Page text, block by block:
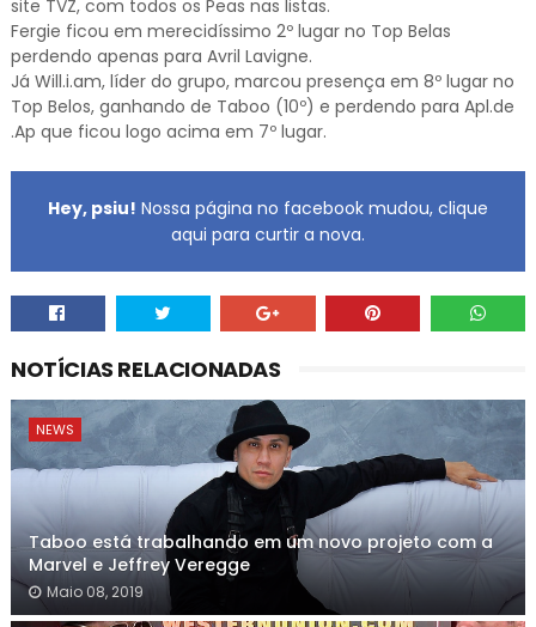
site TVZ, com todos os Peas nas listas.
Fergie ficou em merecidíssimo 2º lugar no Top Belas
perdendo apenas para Avril Lavigne.
Já Will.i.am, líder do grupo, marcou presença em 8º lugar no
Top Belos, ganhando de Taboo (10º) e perdendo para Apl.de
.Ap que ficou logo acima em 7º lugar.
Hey, psiu! Nossa página no facebook mudou, clique
aqui para curtir a nova.
NOTÍCIAS RELACIONADAS
NEWS
Taboo está trabalhando em um novo projeto com a
Marvel e Jeffrey Veregge
Maio 08, 2019